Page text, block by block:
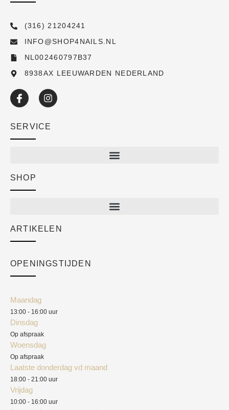
(316) 21204241
INFO@SHOP4NAILS.NL
NL002460797B37
8938AX LEEUWARDEN NEDERLAND
SERVICE
Academy
SHOP
ARTIKELEN
OPENINGSTIJDEN
Maandag
13:00 - 16:00 uur
Dinsdag
Op afspraak
Woensdag
Op afspraak
Laatste donderdag vd maand
18:00 - 21:00 uur
Vrijdag
10:00 - 16:00 uur